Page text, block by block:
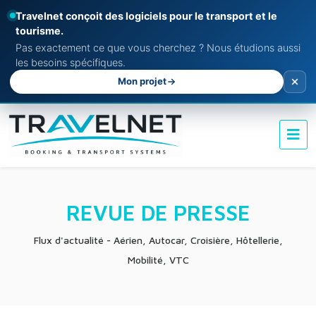
Travelnet conçoit des logiciels pour le transport et le
tourisme.
Pas exactement ce que vous cherchez ? Nous étudions aussi
les besoins spécifiques.
Mon projet
REVUE DE PRESSE
Flux d'actualité - Aérien, Autocar, Croisière, Hôtellerie,
Mobilité, VTC